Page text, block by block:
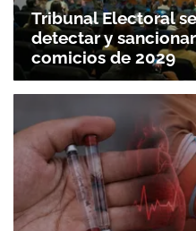
Tribunal Electoral
detectar y
comicios de 2029